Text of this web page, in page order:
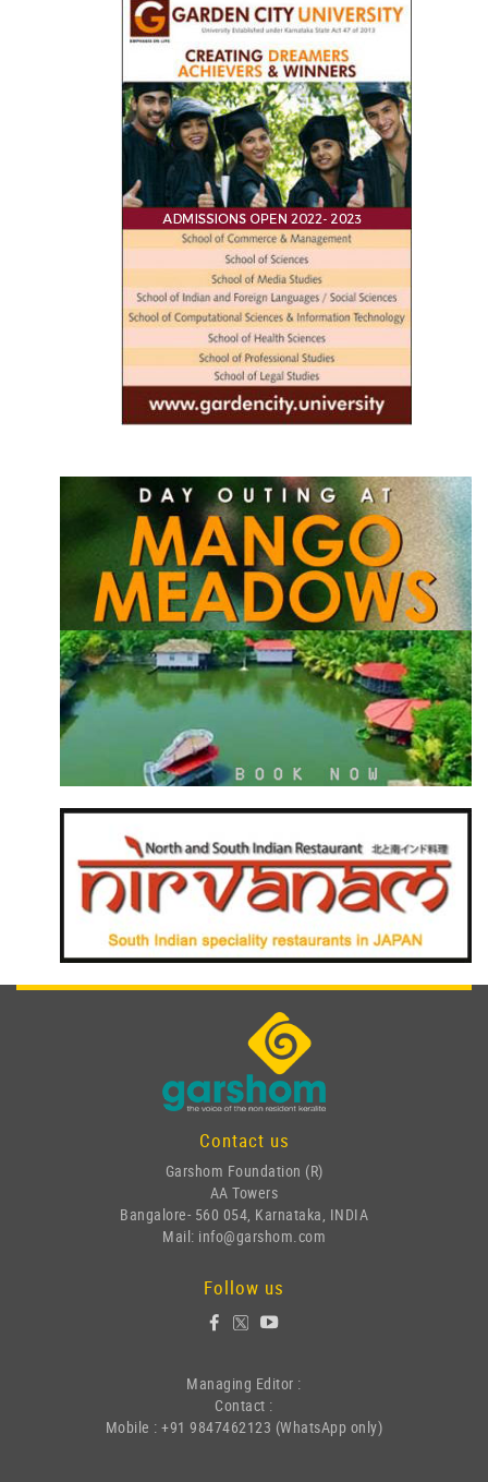
Contact us
Garshom Foundation (R)
AA Towers
Bangalore- 560 054, Karnataka, INDIA
Mail: info@garshom.com
Follow us
Managing Editor :
Contact :
Mobile : +91 9847462123 (WhatsApp only)